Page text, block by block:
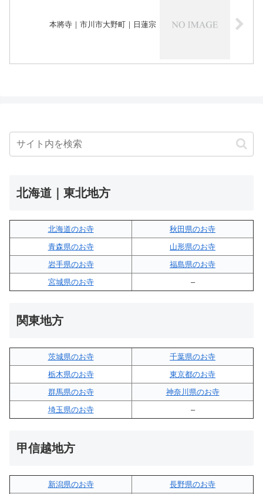
本將寺｜市川市大野町｜日蓮宗
北海道｜東北地方
北海道のお寺
秋田県のお寺
青森県のお寺
山形県のお寺
岩手県のお寺
福島県のお寺
宮城県のお寺
–
関東地方
茨城県のお寺
千葉県のお寺
栃木県のお寺
東京都のお寺
群馬県のお寺
神奈川県のお寺
埼玉県のお寺
–
甲信越地方
新潟県のお寺
長野県のお寺